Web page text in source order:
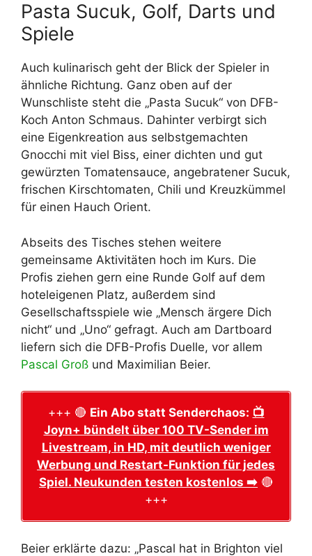
Pasta Sucuk, Golf, Darts und
Spiele
Auch kulinarisch geht der Blick der Spieler in
ähnliche Richtung. Ganz oben auf der
Wunschliste steht die „Pasta Sucuk“ von DFB-
Koch Anton Schmaus. Dahinter verbirgt sich
eine Eigenkreation aus selbstgemachten
Gnocchi mit viel Biss, einer dichten und gut
gewürzten Tomatensauce, angebratener Sucuk,
frischen Kirschtomaten, Chili und Kreuzkümmel
für einen Hauch Orient.
Abseits des Tisches stehen weitere
gemeinsame Aktivitäten hoch im Kurs. Die
Profis ziehen gern eine Runde Golf auf dem
hoteleigenen Platz, außerdem sind
Gesellschaftsspiele wie „Mensch ärgere Dich
nicht“ und „Uno“ gefragt. Auch am Dartboard
liefern sich die DFB-Profis Duelle, vor allem
Pascal Groß und Maximilian Beier.
+++ 🔴 Ein Abo statt Senderchaos: 📺
Joyn+ bündelt über 100 TV-Sender im
Livestream, in HD, mit deutlich weniger
Werbung und Restart-Funktion für jedes
Spiel. Neukunden testen kostenlos ➡️ 🔴
+++
Beier erklärte dazu: „Pascal hat in Brighton viel